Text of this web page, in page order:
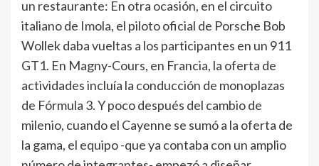
un restaurante: En otra ocasión, en el circuito
italiano de Imola, el piloto oficial de Porsche Bob
Wollek daba vueltas a los participantes en un 911
GT1. En Magny-Cours, en Francia, la oferta de
actividades incluía la conducción de monoplazas
de Fórmula 3. Y poco después del cambio de
milenio, cuando el Cayenne se sumó a la oferta de
la gama, el equipo -que ya contaba con un amplio